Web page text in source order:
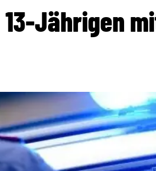
Jährigen